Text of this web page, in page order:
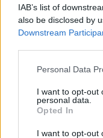
IAB’s list of
also be disclosed by
Downstream
Please note that this
not limited to your
grant or deny
use your data for
consent section.
Personal Data
I want to opt-out
personal data.
Opted In
I want to opt-out
«Συμβολή σε
επίσης συμβάλει
έργων και
Μακεδονίας, με